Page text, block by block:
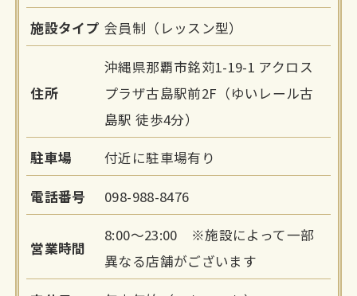
施設タイプ 会員制（レッスン型）
住所
沖縄県那覇市銘苅1-19-1 アクロス
プラザ古島駅前2F（ゆいレール古
島駅 徒歩4分）
駐車場 付近に駐車場有り
電話番号 098-988-8476
営業時間
8:00～23:00 ※施設によって一部
異なる店舗がございます